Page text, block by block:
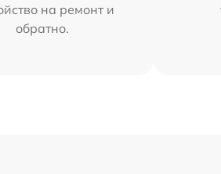
на ремонт и
обратно.